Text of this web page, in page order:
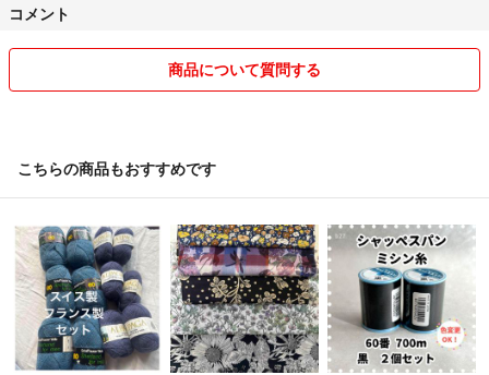
合がございます。説明以外に気になる点がございましたら、お気軽にご質
問下さい。
気になる方は必ずご質問下さい。
着たり、洗濯をすると解れたり、破れたりすることがございます。
海外輸入品は、日本製造品に比べ、縫製が粗かったり、ほつれ、汚れな
2.古着について
※アジと思われる範囲内の傷や汚れなどは記載しない場合が御座います
ので、気になる点がございましたらお問い合わせください。
3.商品の画像や仕様について
※モニター環境等により、若干画像と現物の色合いが異なる場合があり
ます。画像と現物の色合いが違ったなどの評価はお控えください。
※製造メーカーの仕様変更により、数種類のタグが混在したり、仕様が
若干異なる場合がございます。お選びいただいたり、返品、クレームは
お受けできかねます。
コメント
商品について質問する
こちらの商品もおすすめです